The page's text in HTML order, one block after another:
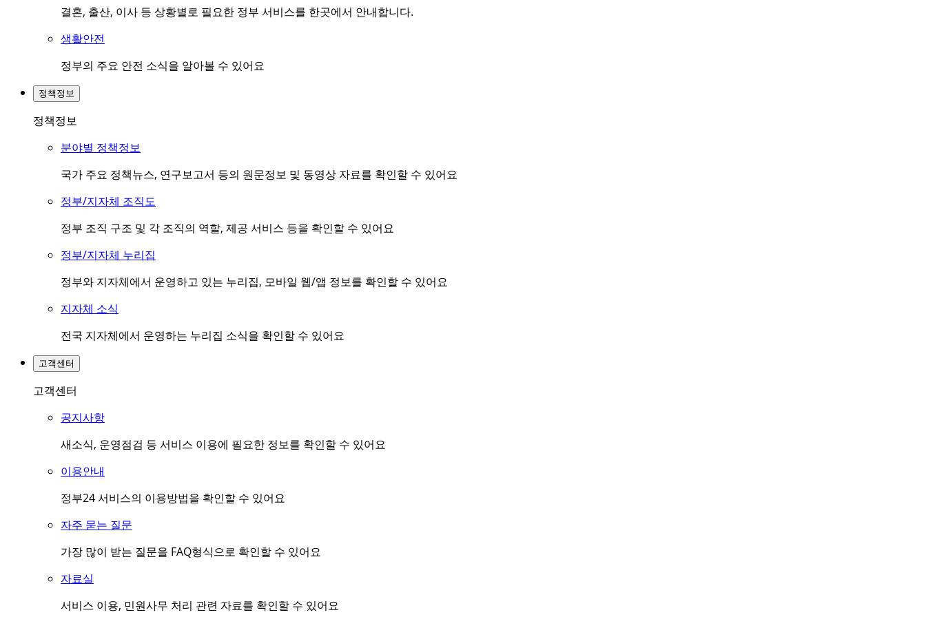
결혼, 출산, 이사 등 상황별로 필요한 정부 서비스를 한곳에서 안내합니다.
생활안전
정부의 주요 안전 소식을 알아볼 수 있어요
정책정보
정책정보
분야별 정책정보
국가 주요 정책뉴스, 연구보고서 등의 원문정보 및 동영상 자료를 확인할 수 있어요
정부/지자체 조직도
정부 조직 구조 및 각 조직의 역할, 제공 서비스 등을 확인할 수 있어요
정부/지자체 누리집
정부와 지자체에서 운영하고 있는 누리집, 모바일 웹/앱 정보를 확인할 수 있어요
지자체 소식
전국 지자체에서 운영하는 누리집 소식을 확인할 수 있어요
고객센터
고객센터
공지사항
새소식, 운영점검 등 서비스 이용에 필요한 정보를 확인할 수 있어요
이용안내
정부24 서비스의 이용방법을 확인할 수 있어요
자주 묻는 질문
가장 많이 받는 질문을 FAQ형식으로 확인할 수 있어요
자료실
서비스 이용, 민원사무 처리 관련 자료를 확인할 수 있어요